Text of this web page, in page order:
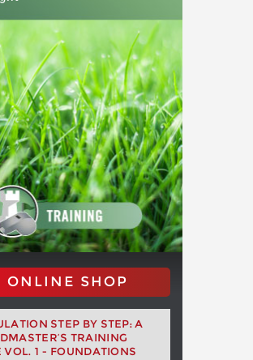
ONLINE SHOP
STEP BY STEP: A
TRAINING
VOL. 1 - FOUNDATIONS